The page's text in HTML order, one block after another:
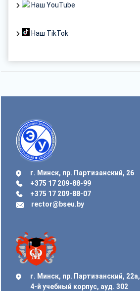
Наш YouTube
Наш TikTok
г. Минск, пр. Партизанский, 26
+375 17 209-88-99
+375 17 209-88-07
rector@bseu.by
г. Минск, пр. Партизанский, 22а,
4-й учебный корпус, ауд. 302